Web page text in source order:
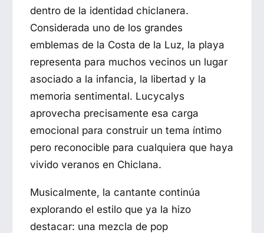
dentro de la identidad chiclanera.
Considerada uno de los grandes
emblemas de la Costa de la Luz, la playa
representa para muchos vecinos un lugar
asociado a la infancia, la libertad y la
memoria sentimental. Lucycalys
aprovecha precisamente esa carga
emocional para construir un tema íntimo
pero reconocible para cualquiera que haya
vivido veranos en Chiclana.
Musicalmente, la cantante continúa
explorando el estilo que ya la hizo
destacar: una mezcla de pop